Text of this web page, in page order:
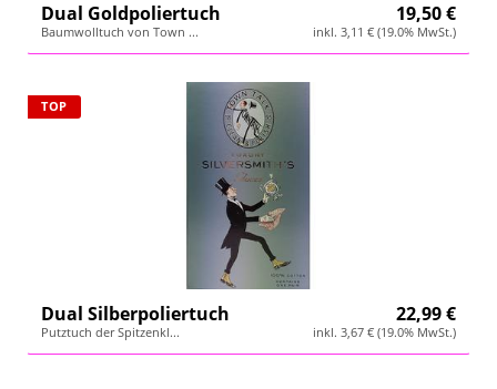
Dual Goldpoliertuch
Baumwolltuch von Town ...
19,50 €
inkl. 3,11 € (19.0% MwSt.)
TOP
Dual Silberpoliertuch
Putztuch der Spitzenkl...
22,99 €
inkl. 3,67 € (19.0% MwSt.)